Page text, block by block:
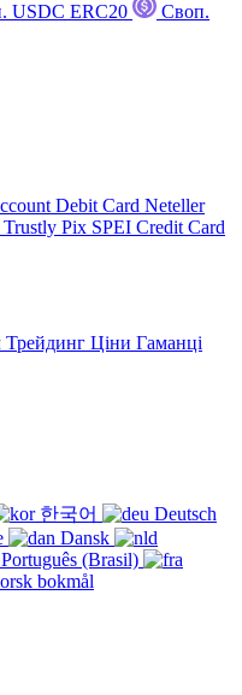
USDC ERC20
Своп.
Debit Card Neteller
Trustly Pix SPEI Credit Card
Трейдинг Ціни Гаманці
한국어
Deutsch
Dansk
(Brasil)
bokmål